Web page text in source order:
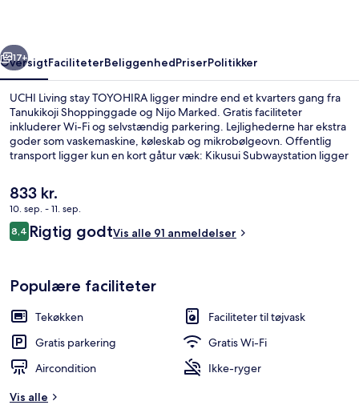
Interiør
Næste
17+
OversigtFaciliteterBeliggenhedPriserPolitikker
UCHI Living stay TOYOHIRA ligger mindre end et kvarters gang fra
Tanukikoji Shoppinggade og Nijo Marked. Gratis faciliteter
inkluderer Wi-Fi og selvstændig parkering. Lejlighederne har ekstra
goder som vaskemaskine, køleskab og mikrobølgeovn. Offentlig
transport ligger kun en kort gåtur væk: Kikusui Subwaystation ligger
derfra.
Den
nuværende
pris
er
833 kr.
10. sep. - 11. sep.
Anmeldelser
8,48,4 ud af 10.
Rigtig godtVis alle 91 anmeldelser
Populære faciliteter
Tekøkken
Faciliteter til tøjvask
Gratis parkering
Gratis Wi-Fi
Aircondition
Ikke-ryger
Vis alle